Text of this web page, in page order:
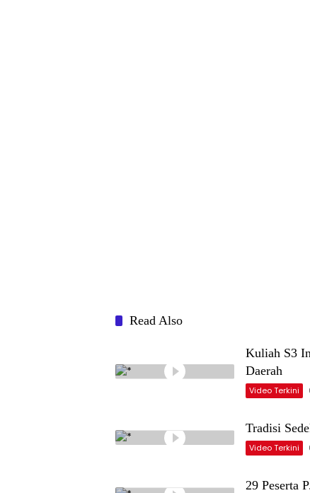
Read Also
Kuliah S3
Daerah
Video Terkini
Tradisi
Video Terkini
29 Peserta